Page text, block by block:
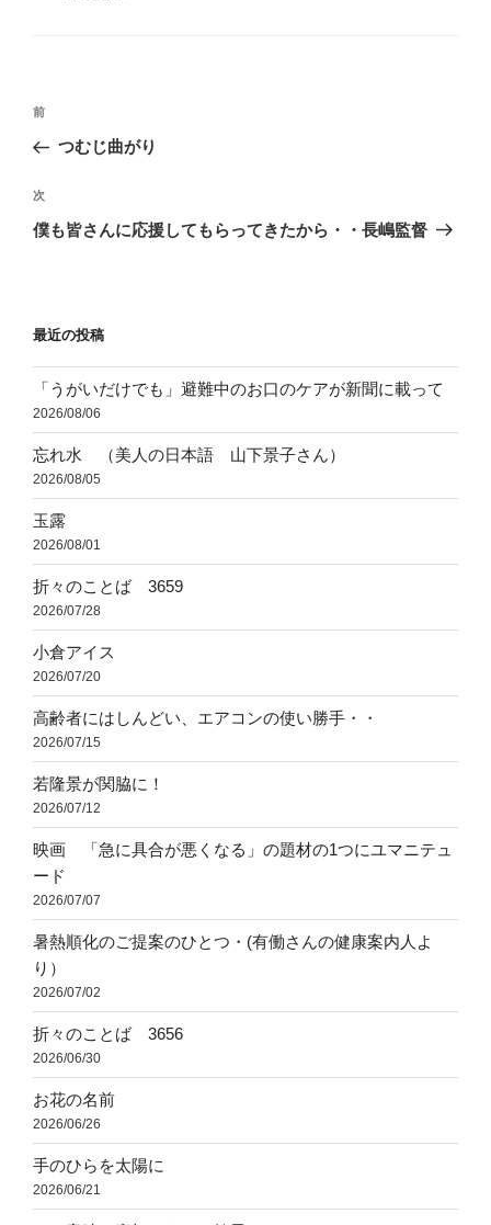
投
ナ
ビ
ゲ
ン
前
の
稿
前
つむじ曲がり
次
の
次
僕も皆さんに応援してもらってきたから・・長嶋監督
最近の投稿
「うがいだけでも」避難中のお口のケアが新聞に載って
2026/08/06
忘れ水 （美人の日本語 山下景子さん）
2026/08/05
玉露
2026/08/01
折々のことば 3659
2026/07/28
小倉アイス
2026/07/20
高齢者にはしんどい、エアコンの使い勝手・・
2026/07/15
若隆景が関脇に！
2026/07/12
映画 「急に具合が悪くなる」の題材の1つにユマニテュ
ード
2026/07/07
暑熱順化のご提案のひとつ・(有働さんの健康案内人よ
り）
2026/07/02
折々のことば 3656
2026/06/30
お花の名前
2026/06/26
手のひらを太陽に
2026/06/21